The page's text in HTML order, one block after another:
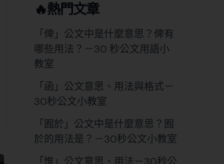
🔥熱門文章
「俾」公文中是什麼意思？俾有
哪些用法？－30 秒公文用語小
教室
「函」公文意思、用法與格式－
30秒公文小教室
「囿於」公文中是什麼意思？囿
於的用法是？－30秒公文小教室